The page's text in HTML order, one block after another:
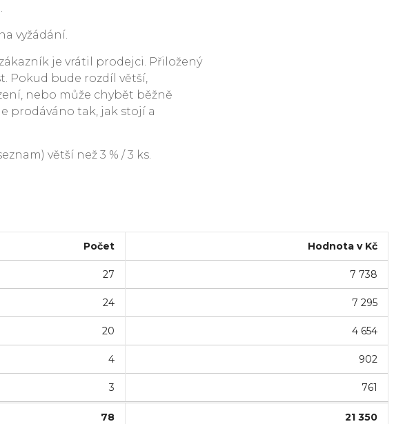
vyžádání.
je vrátil prodejci. Přiložený
Pokud bude rozdíl větší,
nebo může chybět běžně
prodáváno tak, jak stojí a
větší než 3 % / 3 ks.
Počet Hodnota v Kč
27 7 738
24 7 295
20 4 654
4 902
3 761
78 21 350